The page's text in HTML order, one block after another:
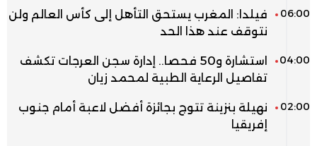
06:00
فيلدا: المغرب يستحق التأهل إلى كأس العالم ولن
نتوقف عند هذا الحد
04:00
استشارة و50 فحصا.. إدارة سجن العرجات تكشف
تفاصيل الرعاية الطبية لمحمد زيان
02:00
نهيلة بنزينة تتوج بجائزة أفضل لاعبة أمام جنوب
إفريقيا